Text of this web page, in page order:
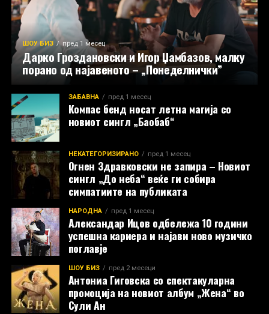
ШОУ БИЗ пред 1 месец
Дарко Гроздановски и Игор Џамбазов, малку
порано од најавеното – „Понеделнички”
ЗАБАВНА пред 1 месец
Компас бенд носат летна магија со
новиот сингл „Баобаб“
НЕКАТЕГОРИЗИРАНО пред 1 месец
Огнен Здравковски не запира – Новиот
сингл „До неба“ веќе ги собира
симпатиите на публиката
НАРОДНА пред 1 месец
Александар Ицов одбележа 10 години
успешна кариера и најави ново музичко
поглавје
ШОУ БИЗ пред 2 месеци
Антониа Гиговска со спектакуларна
промоција на новиот албум „Жена“ во
Сули Ан